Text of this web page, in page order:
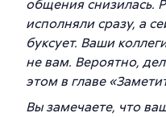
общения снизилась.
исполняли сразу, а
буксует. Ваши
не вам. Вероятно,
этом в главе
Вы замечаете, что